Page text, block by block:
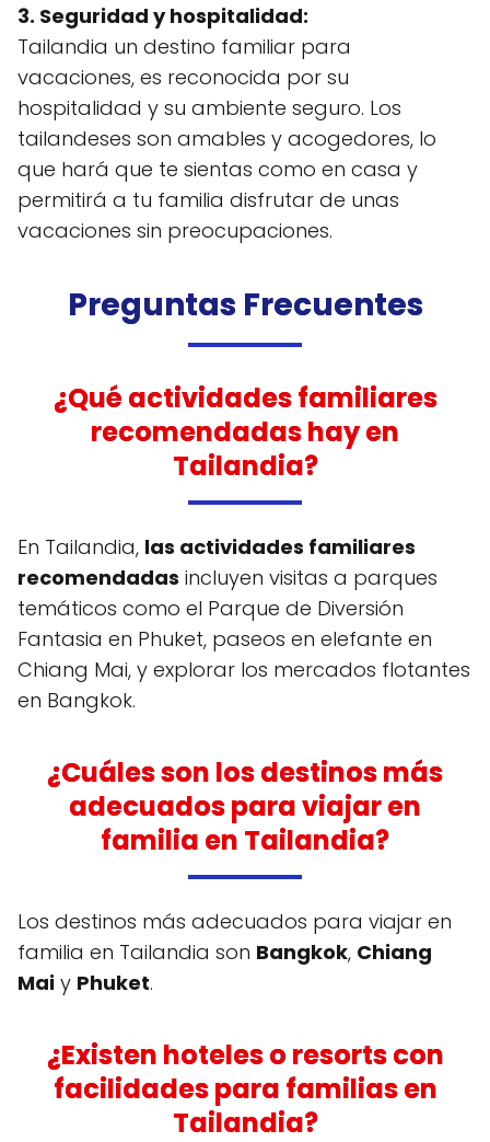
3. Seguridad y hospitalidad:
Tailandia un destino familiar para
vacaciones, es reconocida por su
hospitalidad y su ambiente seguro. Los
tailandeses son amables y acogedores, lo
que hará que te sientas como en casa y
permitirá a tu familia disfrutar de unas
vacaciones sin preocupaciones.
Preguntas Frecuentes
¿Qué actividades familiares
recomendadas hay en
Tailandia?
En Tailandia, las actividades familiares
recomendadas incluyen visitas a parques
temáticos como el Parque de Diversión
Fantasia en Phuket, paseos en elefante en
Chiang Mai, y explorar los mercados flotantes
en Bangkok.
¿Cuáles son los destinos más
adecuados para viajar en
familia en Tailandia?
Los destinos más adecuados para viajar en
familia en Tailandia son Bangkok, Chiang
Mai y Phuket.
¿Existen hoteles o resorts con
facilidades para familias en
Tailandia?